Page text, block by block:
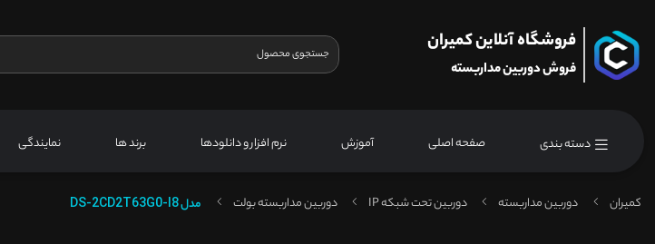
فروشگاه آنلاین کمیران
فروش دوربین مداربسته
دسته بندی صفحه اصلی آموزش نرم افزار و دانلودها برند ها نمایندگی
کمیران دوربین مداربسته دوربین تحت شبکه IP دوربین مداربسته بولت مدلDS-2CD2T63G0-I8